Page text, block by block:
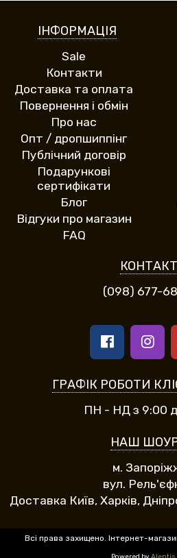
ІНФОРМАЦІЯ
Sale
Контакти
Доставка та оплата
Повернення і обмін
Про нас
Опт / дропшиппінг
Публічний договір
Подарункові
сертифікати
Блог
Відгуки про магазин
FAQ
(098) 677-
ГРАФІК РОБОТИ
ПН - НД з 9:00
НАШ
м.
вул.
Доставка Київ, Харків,
Всі права захищено. Інтернет-